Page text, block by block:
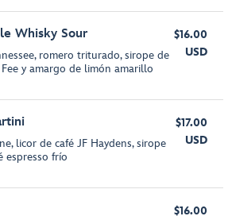
Whisky Sour
romero triturado, sirope de
y amargo de limón amarillo
$16.00
USD
licor de café JF Haydens, sirope
espresso frío
$17.00
USD
$16.00